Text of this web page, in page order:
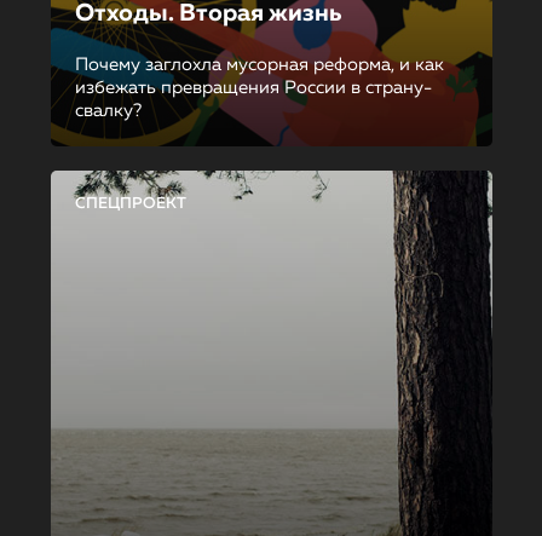
Отходы. Вторая жизнь
Почему заглохла мусорная реформа, и как
избежать превращения России в страну-
свалку?
СПЕЦПРОЕКТ